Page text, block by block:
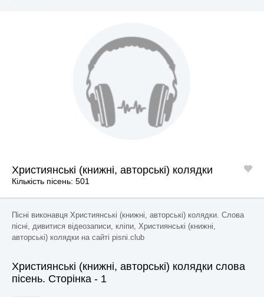
Християнські (книжні, авторські) колядки
Кількість пісень: 501
Пісні виконавця Християнські (книжні, авторські) колядки. Слова
пісні, дивитися відеозаписи, кліпи, Християнські (книжні,
авторські) колядки на сайті pisni.club
Християнські (книжні, авторські) колядки слова
пісень. Сторінка - 1